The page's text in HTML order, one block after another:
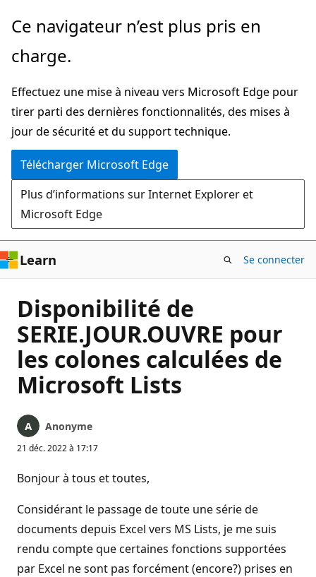
Passer
directement
au
principal
Ce navigateur n’est plus pris en
charge.
Effectuez une mise à niveau vers Microsoft Edge pour
tirer parti des dernières fonctionnalités, des mises à
jour de sécurité et du support technique.
Télécharger Microsoft Edge
Plus d’informations sur Internet Explorer et
Microsoft Edge
Learn Se connecter
Disponibilité de
SERIE.JOUR.OUVRE pour
les colones calculées de
Microsoft Lists
Anonyme
21 déc. 2022 à 17:17
Bonjour à tous et toutes,
Considérant le passage de toute une série de
documents depuis Excel vers MS Lists, je me suis
rendu compte que certaines fonctions supportées
par Excel ne sont pas forcément (encore?) prises en